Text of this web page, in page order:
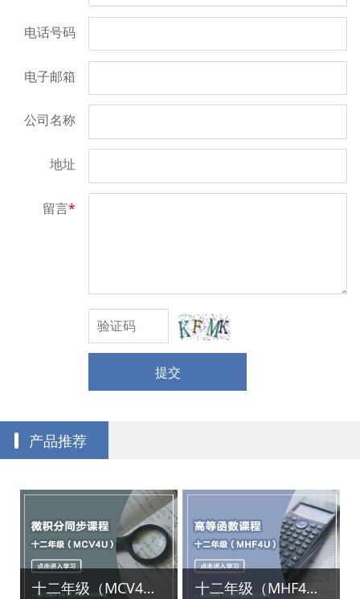
电话号码
电子邮箱
公司名称
地址
留言*
提交
产品推荐
十二年级（MCV4U）微积分同步课程 十二年级（MHF4U）高等函数同步课程